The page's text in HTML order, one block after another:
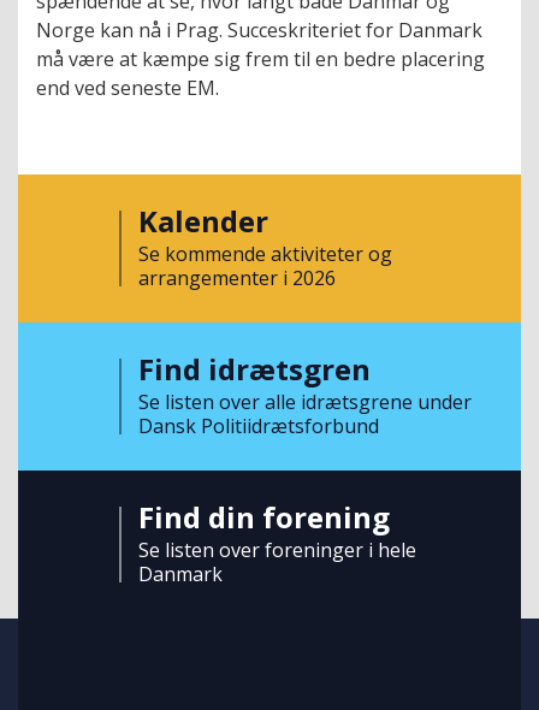
Norge kan nå i Prag. Succeskriteriet for Danmark
må være at kæmpe sig frem til en bedre placering
end ved seneste EM.
Kalender
Se kommende aktiviteter og
arrangementer i 2026
Find idrætsgren
Se listen over alle idrætsgrene under
Dansk Politiidrætsforbund
Find din forening
Se listen over foreninger i hele
Danmark